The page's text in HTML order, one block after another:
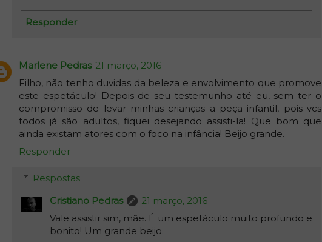
Responder
Marlene Pedras 21 março, 2016
Filho, não tenho duvidas da beleza e envolvimento que promove
este espetáculo! Depois de seu testemunho até eu, sem ter o
compromisso de levar minhas crianças a peça infantil, pois vcs
todos já são adultos, fiquei desejando assisti-la! Que bom que
ainda existam atores com o foco na infância! Beijo grande.
Responder
Respostas
Cristiano Pedras
21 março, 2016
Vale assistir sim, mãe. É um espetáculo muito profundo e
bonito! Um grande beijo.